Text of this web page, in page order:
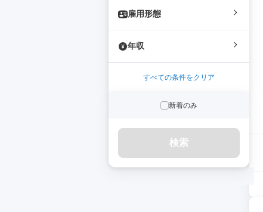
雇用形態
年収
すべての条件をクリア
新着のみ
検索